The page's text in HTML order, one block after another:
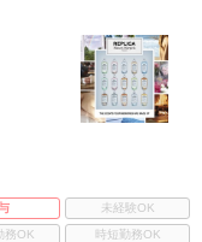
未経験OK
務OK
時短勤務OK